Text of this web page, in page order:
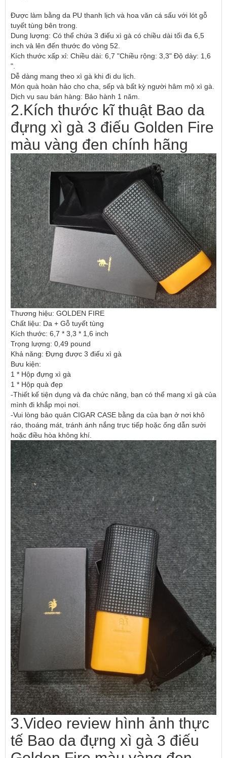
Được làm bằng da PU thanh lịch và hoa văn cá sấu với lót gỗ
tuyết tùng bên trong.
Dung lượng: Có thể chứa 3 điếu xì gà có chiều dài tối đa 6,5 ​​
inch và lên đến thước đo vòng 52.
Kích thước xấp xỉ: Chiều dài: 6,7 "Chiều rộng: 3,3" Độ dày: 1,6
".
Dễ dàng mang theo xì gà khi đi du lịch.
Món quà hoàn hảo cho cha, sếp và bất kỳ người hâm mộ xì gà.
Dịch vụ sau bán hàng: Bảo hành 1 năm.
2.Kích thước kĩ thuật Bao da
đựng xì gà 3 điếu Golden Fire
màu vàng đen chính hãng
Thương hiệu: GOLDEN FIRE
Chất liệu: Da + Gỗ tuyết tùng
Kích thước: 6,7 * 3,3 * 1,6 inch
Trọng lượng: 0,49 pound
Khả năng: Đựng được 3 điếu xì gà
Bưu kiện:
1 * Hộp đựng xì gà
1 * Hộp quà đẹp
-Thiết kế tiện dụng và đa chức năng, bạn có thể mang xì gà của
mình đi khắp mọi nơi.
-Vui lòng bảo quản CIGAR CASE bằng da của bạn ở nơi khô
ráo, thoáng mát, tránh ánh nắng trực tiếp hoặc ống dẫn sưởi
hoặc điều hòa không khí.
3.Video review hình ảnh thực
tế Bao da đựng xì gà 3 điếu